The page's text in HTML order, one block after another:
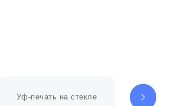
Уф-печать на стекле Уф-